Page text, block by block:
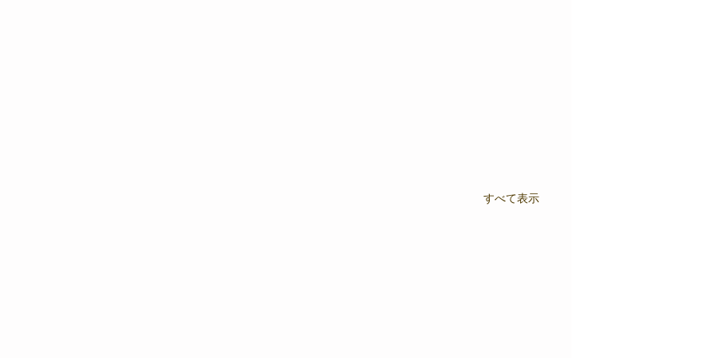
すべて表示